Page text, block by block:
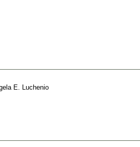
E. Luchenio